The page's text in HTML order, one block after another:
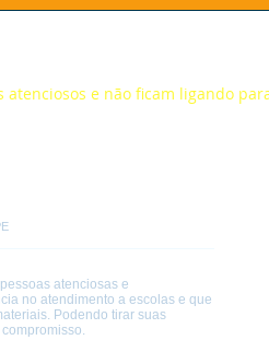
atenciosos e não ficam ligando
atenciosas e
no atendimento a escolas e que
Podendo tirar suas